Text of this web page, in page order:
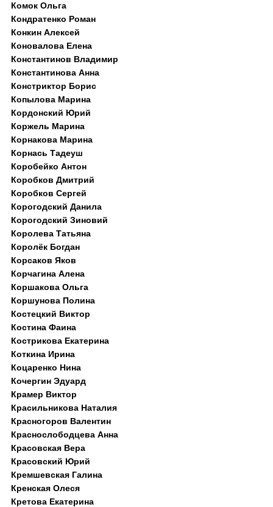
Комок Ольга
Кондратенко Роман
Конкин Алексей
Коновалова Елена
Константинов Владимир
Константинова Анна
Констриктор Борис
Копылова Марина
Кордонский Юрий
Коржель Марина
Корнакова Марина
Корнась Тадеуш
Коробейко Антон
Коробков Дмитрий
Коробков Сергей
Корогодский Данила
Корогодский Зиновий
Королева Татьяна
Королёк Богдан
Корсаков Яков
Корчагина Алена
Коршакова Ольга
Коршунова Полина
Костецкий Виктор
Костина Фаина
Кострикова Екатерина
Коткина Ирина
Коцаренко Нина
Кочергин Эдуард
Крамер Виктор
Красильникова Наталия
Красногоров Валентин
Краснослободцева Анна
Красовская Вера
Красовский Юрий
Кремшевская Галина
Кренская Олеся
Кретова Екатерина